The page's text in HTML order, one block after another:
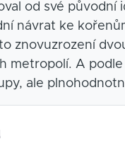
od své původní
návrat ke
znovuzrození
metropolí. A podle
ale